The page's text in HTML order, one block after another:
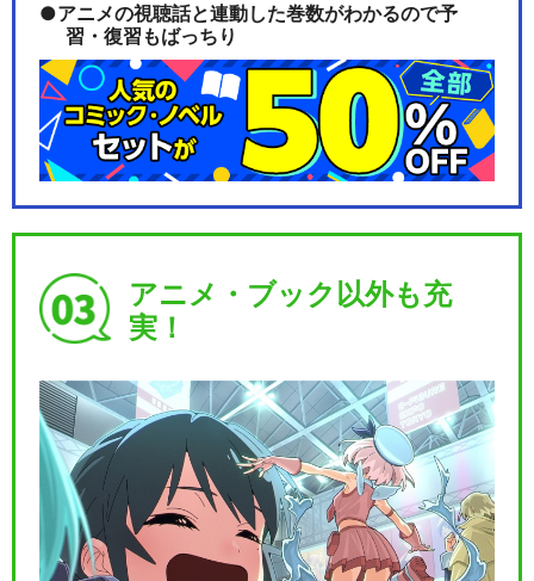
アニメの視聴話と連動した巻数がわかるので予
習・復習もばっちり
アニメ・ブック以外も充
実！